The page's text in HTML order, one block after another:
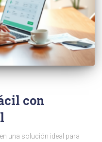
con
una solución ideal para